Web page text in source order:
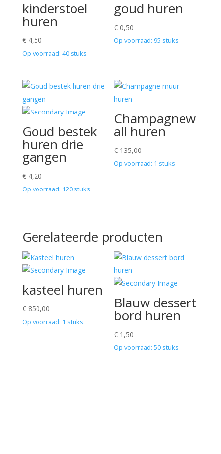
kinderstoel
huren
€4,50
Op voorraad: 40 stuks
goud huren
€ 0,50
Op voorraad: 95 stuks
Goud bestek
huren drie
gangen
€4,20
Op voorraad: 120 stuks
Champagnew
all huren
€ 135,00
Op voorraad: 1 stuks
Gerelateerde producten
kasteel huren
€850,00
Op voorraad: 1 stuks
Blauw dessert
bord huren
€ 1,50
Op voorraad: 50 stuks